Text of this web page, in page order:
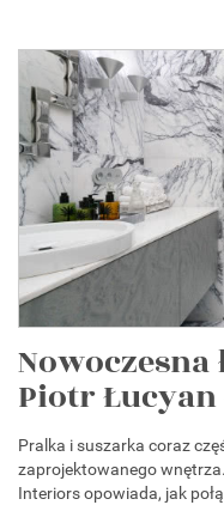
Piotr Łucyan
Pralka i suszarka coraz
zaprojektowanego
Interiors opowiada, jak